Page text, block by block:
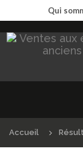
Qui
Accueil